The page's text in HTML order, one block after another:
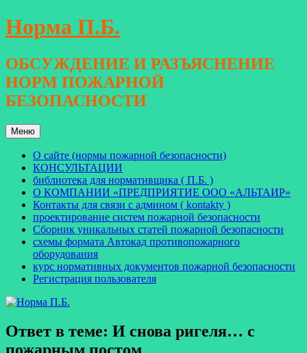
Перейти
к
Норма П.Б.
ОБСУЖДЕНИЕ И РАЗЪЯСНЕНИЕ
НОРМ ПОЖАРНОЙ
БЕЗОПАСНОСТИ
Меню
О сайте (нормы пожарной безопасности)
КОНСУЛЬТАЦИИ
библиотека для нормативщика ( П.Б. )
О КОМПАНИИ «ПРЕДПРИЯТИЕ ООО «АЛЬТАИР»
Контакты для связи с админом ( kontakty )
проектирование систем пожарной безопасности
Сборник уникальных статей пожарной безопасности
схемы формата Автокад противопожарного
оборудования
курс нормативных документов пожарной безопасности
Регистрация пользователя
Ответ в теме: И снова ригеля… с
пожарным постом